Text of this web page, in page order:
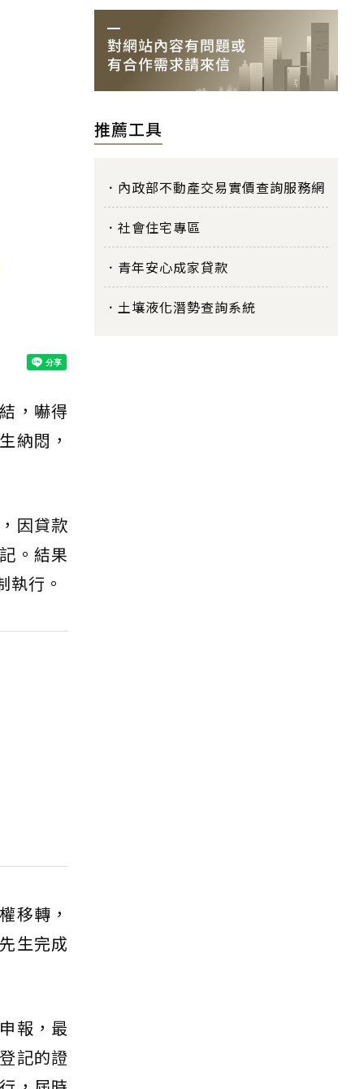
，嚇得
納悶，
因貸款
。結果
執行。
移轉，
生完成
報，最
記的證
推薦工具
內政部不動產交易實價查詢服務網
社會住宅專區
青年安心成家貸款
土壤液化潛勢查詢系統